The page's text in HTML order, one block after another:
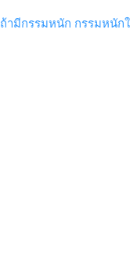
ถ้ามีกรรมหนัก กรรมหนัก